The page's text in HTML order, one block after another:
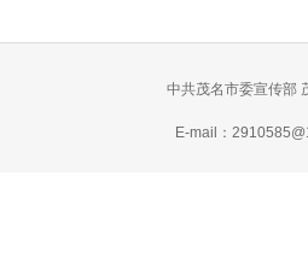
中共茂名市委宣传部
E-mail：